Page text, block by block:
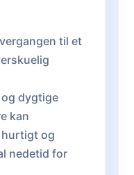
til et
dygtige
kan
og
nedetid for